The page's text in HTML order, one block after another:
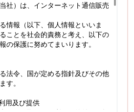
社）は、インターネット通信販売
情報（以下、個人情報といいま
ことを社会的責務と考え、以下の
の保護に努めてまいります。
法令、国が定める指針及びその他
す。
用及び提供